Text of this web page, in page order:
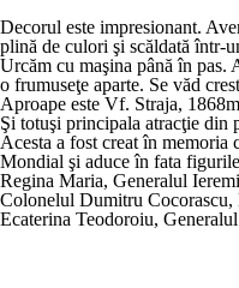
Decorul este impresionant.
plină de culori şi scăldată într-
Urcăm cu maşina până în pas.
o frumuseţe aparte. Se văd
Aproape este Vf. Straja,
Şi totuşi principala atracţie din
Acesta a fost creat în
Mondial şi aduce în fata
Regina Maria, Generalul
Colonelul Dumitru Cocorascu,
Ecaterina Teodoroiu,